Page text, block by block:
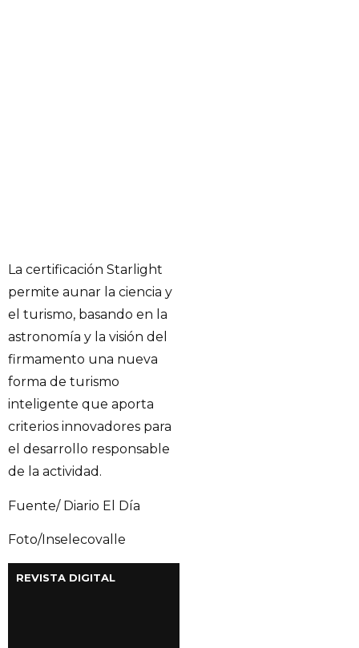
La certificación Starlight
permite aunar la ciencia y
el turismo, basando en la
astronomía y la visión del
firmamento una nueva
forma de turismo
inteligente que aporta
criterios innovadores para
el desarrollo responsable
de la actividad.
Fuente/ Diario El Día
Foto/Inselecovalle
REVISTA DIGITAL